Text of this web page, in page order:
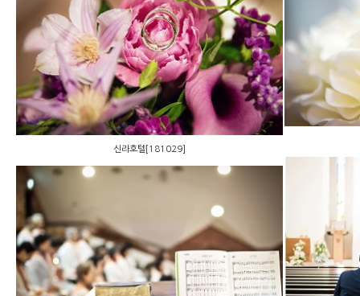
신라호텔[181029]
신라호텔[181029]
한강성당 [150125]